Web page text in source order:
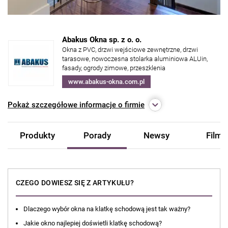
Abakus Okna sp. z o. o.
Okna z PVC, drzwi wejściowe zewnętrzne, drzwi
tarasowe, nowoczesna stolarka aluminiowa ALUin,
fasady, ogrody zimowe, przeszklenia
www.abakus-okna.com.pl
Pokaż szczegółowe informacje o firmie
Produkty Porady Newsy Filmy
CZEGO DOWIESZ SIĘ Z ARTYKUŁU?
Dlaczego wybór okna na klatkę schodową jest tak ważny?
Jakie okno najlepiej doświetli klatkę schodową?